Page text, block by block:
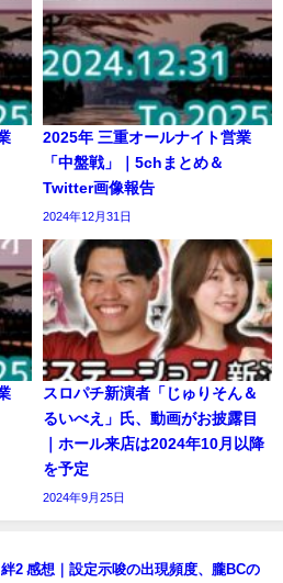
2025年 三重オールナイト営業
「中盤戦」｜5chまとめ＆
Twitter画像報告
2024年12月31日
スロパチ新演者「じゅりそん＆
るいべえ」氏、動画がお披露目
｜ホール来店は2024年10月以降
を予定
2024年9月25日
2 感想｜設定示唆の出現頻度、朧BCの